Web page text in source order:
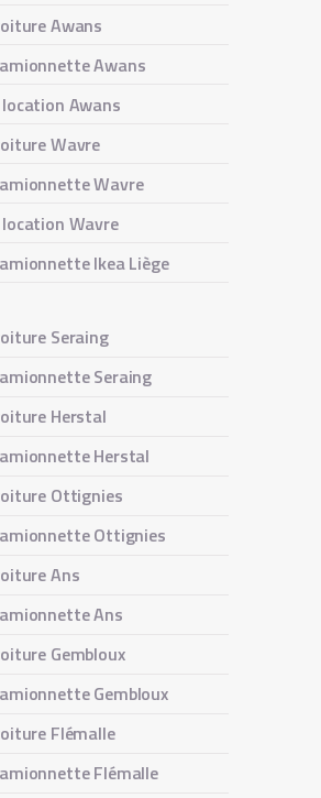
Awans
Awans
Awans
Wavre
Wavre
location Wavre
Ikea Liège
Seraing
Seraing
Herstal
Herstal
Ottignies
Ottignies
Ans
Ans
Gembloux
Gembloux
Flémalle
Flémalle